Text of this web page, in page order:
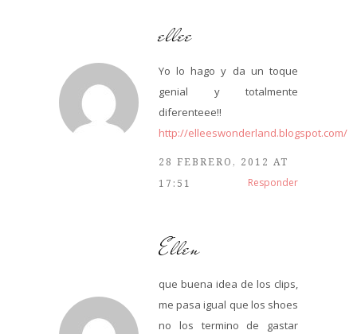
ellee
Yo lo hago y da un toque
genial y totalmente
diferenteee!!
http://elleeswonderland.blogspot.com/
28 FEBRERO, 2012 AT
17:51
Responder
Ellen
que buena idea de los clips,
me pasa igual que los shoes
no los termino de gastar